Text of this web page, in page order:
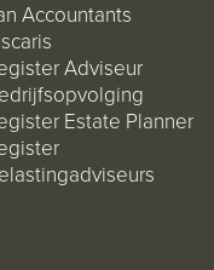
Accountants
Adviseur
Estate Planner